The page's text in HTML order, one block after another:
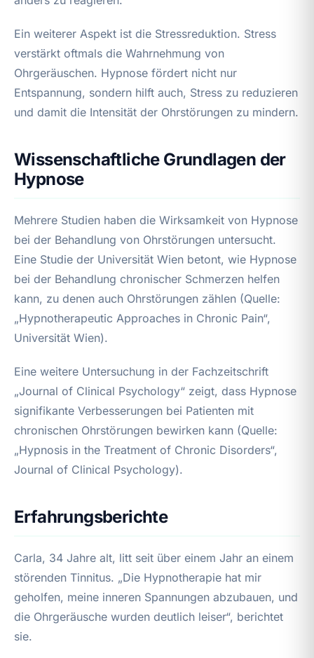
Ein weiterer Aspekt ist die Stressreduktion. Stress
verstärkt oftmals die Wahrnehmung von
Ohrgeräuschen. Hypnose fördert nicht nur
Entspannung, sondern hilft auch, Stress zu reduzieren
und damit die Intensität der Ohrstörungen zu mindern.
Wissenschaftliche Grundlagen der
Hypnose
Mehrere Studien haben die Wirksamkeit von Hypnose
bei der Behandlung von Ohrstörungen untersucht.
Eine Studie der Universität Wien betont, wie Hypnose
bei der Behandlung chronischer Schmerzen helfen
kann, zu denen auch Ohrstörungen zählen (Quelle:
„Hypnotherapeutic Approaches in Chronic Pain“,
Universität Wien).
Eine weitere Untersuchung in der Fachzeitschrift
„Journal of Clinical Psychology“ zeigt, dass Hypnose
signifikante Verbesserungen bei Patienten mit
chronischen Ohrstörungen bewirken kann (Quelle:
„Hypnosis in the Treatment of Chronic Disorders“,
Journal of Clinical Psychology).
Erfahrungsberichte
Carla, 34 Jahre alt, litt seit über einem Jahr an einem
störenden Tinnitus. „Die Hypnotherapie hat mir
geholfen, meine inneren Spannungen abzubauen, und
die Ohrgeräusche wurden deutlich leiser“, berichtet
sie.